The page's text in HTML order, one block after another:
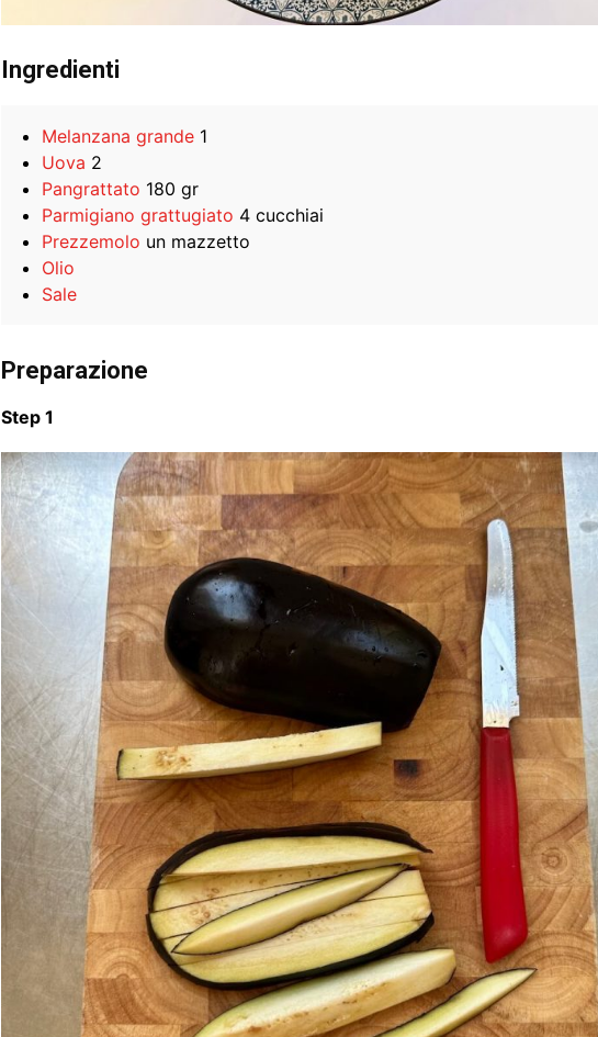
Ingredienti
Melanzana grande 1
Uova 2
Pangrattato 180 gr
Parmigiano grattugiato 4 cucchiai
Prezzemolo un mazzetto
Olio
Sale
Preparazione
Step 1